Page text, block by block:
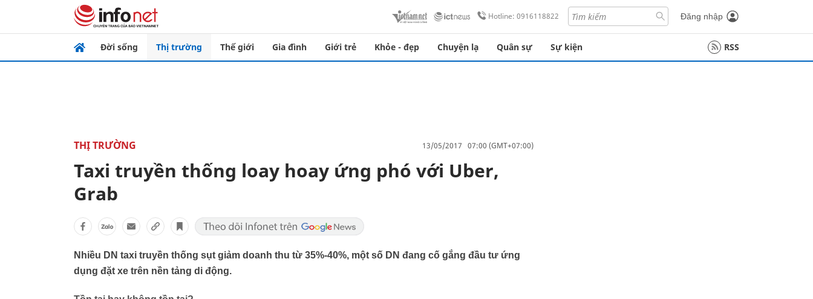
Hotline: 0916118822 Đăng nhập
Đời sống Thị trường Thế giới Gia đình Giới trẻ Khỏe - đẹp Chuyện lạ Quân sự Sự kiện RSS
THỊ TRƯỜNG 13/05/2017 07:00 (GMT+07:00)
Taxi truyền thống loay hoay ứng phó với Uber,
Grab
Nhiều DN taxi truyền thống sụt giảm doanh thu từ 35%-40%, một số DN đang cố gắng đầu tư ứng
dụng đặt xe trên nền tảng di động.